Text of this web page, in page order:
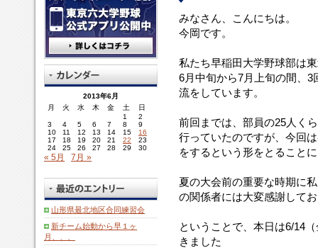
みなさん、こんにちは。
今岡です。
私たち早稲田大学野球部は
6月中旬から7月上旬の間、
流をしています。
前回までは、部員の25人く
行っていたのですが、今回
をするという形をとること
夏の大会前の重要な時期に
の関係者には大変感謝して
ということで、本日は6/14
きました
2013年6月
月
火 水 木 金 土
日
1
2
3
4 5 6 7 8
9
10
11 12 13 14 15
16
17
18 19 20 21 22
23
24
25 26 27 28 29 30
« 5月 7月 »
山形県最北地区合同練習会
新チーム始動から早１ヶ
月、、、